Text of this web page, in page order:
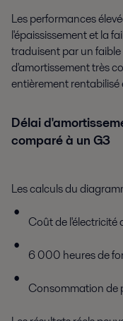
Les performances
l'épaississement et la
traduisent par un
d'amortissement très
entièrement rentabilisé
Délai
comparé à un G3
Les calculs du
Coût de
6 000 heures de
Consommation de